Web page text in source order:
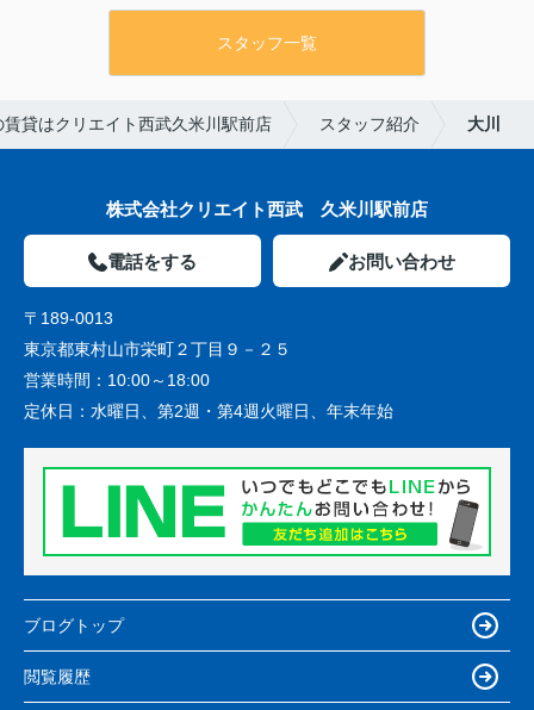
スタッフ一覧
賃貸はクリエイト西武久米川駅前店 スタッフ紹介 大川
株式会社クリエイト西武 久米川駅前店
電話をする お問い合わせ
〒189-0013
東京都東村山市栄町２丁目９－２５
営業時間： 10:00～18:00
定休日： 水曜日、第2週・第4週火曜日、年末年始
ブログトップ
閲覧履歴